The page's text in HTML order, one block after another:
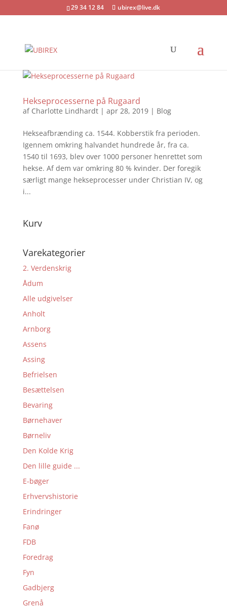
29 34 12 84 ubirex@live.dk
Hekseprocesserne på Rugaard
af Charlotte Lindhardt| apr 28, 2019| Blog
Hekseafbrænding ca. 1544. Kobberstik fra perioden.
Igennem omkring halvandet hundrede år, fra ca.
1540 til 1693, blev over 1000 personer henrettet som
hekse. Af dem var omkring 80 % kvinder. Der foregik
særligt mange hekseprocesser under Christian IV, og
i...
Kurv
Varekategorier
2. Verdenskrig
Ådum
Alle udgivelser
Anholt
Arnborg
Assens
Assing
Befrielsen
Besættelsen
Bevaring
Børnehaver
Børneliv
Den Kolde Krig
Den lille guide ...
E-bøger
Erhvervshistorie
Erindringer
Fanø
FDB
Foredrag
Fyn
Gadbjerg
Grenå